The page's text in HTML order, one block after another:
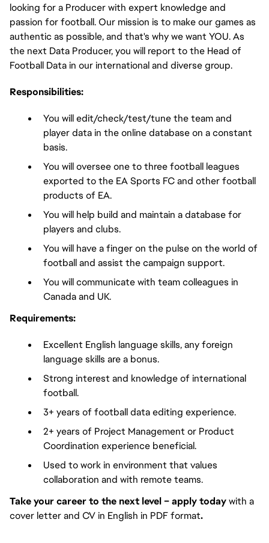
looking for a Producer with expert knowledge and
passion for football. Our mission is to make our games as
authentic as possible, and that's why we want YOU. As
the next Data Producer, you will report to the Head of
Football Data in our international and diverse group.
Responsibilities:
You will edit/check/test/tune the team and
player data in the online database on a constant
basis.
You will oversee one to three football leagues
exported to the EA Sports FC and other football
products of EA.
You will help build and maintain a database for
players and clubs.
You will have a finger on the pulse on the world of
football and assist the campaign support.
You will communicate with team colleagues in
Canada and UK.
Requirements:
Excellent English language skills, any foreign
language skills are a bonus.
Strong interest and knowledge of international
football.
3+ years of football data editing experience.
2+ years of Project Management or Product
Coordination experience beneficial.
Used to work in environment that values
collaboration and with remote teams.
Take your career to the next level – apply today with a
cover letter and CV in English in PDF format.